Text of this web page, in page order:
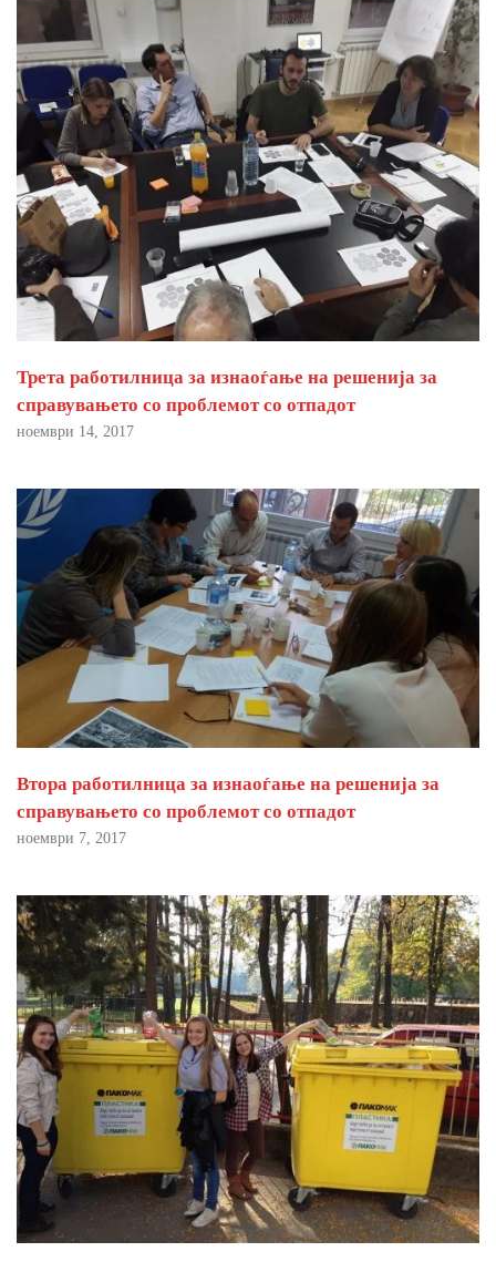
Трета работилница за изнаоѓање на решенија за
справувањето со проблемот со отпадот
ноември 14, 2017
Втора работилница за изнаоѓање на решенија за
справувањето со проблемот со отпадот
ноември 7, 2017